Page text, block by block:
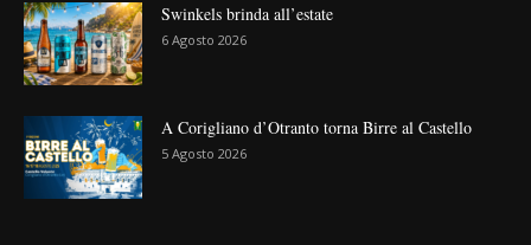
Swinkels brinda all’estate
6 Agosto 2026
A Corigliano d’Otranto torna Birre al Castello
5 Agosto 2026